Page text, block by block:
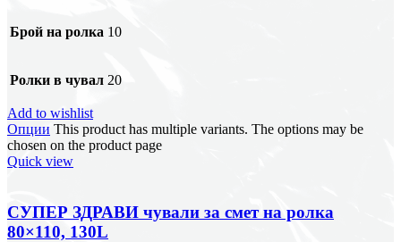
Брой на ролка 10
Ролки в чувал 20
Add to wishlist
Опции This product has multiple variants. The options may be
chosen on the product page
Quick view
СУПЕР ЗДРАВИ чували за смет на ролка
80×110, 130L